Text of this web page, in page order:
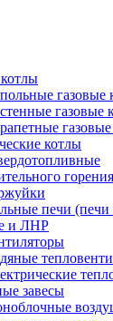
газовые
газовые
котлы
печи (печи
и ЛНР
завесы